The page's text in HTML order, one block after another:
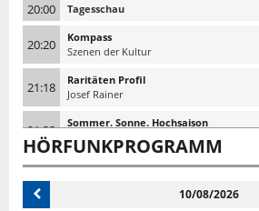
20:00 Tagesschau
20:20
Kompass
Szenen der Kultur
21:18
Raritäten Profil
Josef Rainer
21:33
Sommer. Sonne. Hochsaison
Ansturm auf Südtirol
22:10 Tagesschau 10 nach 10
HÖRFUNKPROGRAMM
10/08/2026